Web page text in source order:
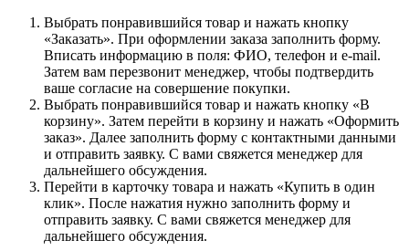
Выбрать понравившийся товар и нажать кнопку
«Заказать». При оформлении заказа заполнить форму.
Вписать информацию в поля: ФИО, телефон и e-mail.
Затем вам перезвонит менеджер, чтобы подтвердить
ваше согласие на совершение покупки.
Выбрать понравившийся товар и нажать кнопку «В
корзину». Затем перейти в корзину и нажать «Оформить
заказ». Далее заполнить форму с контактными данными
и отправить заявку. С вами свяжется менеджер для
дальнейшего обсуждения.
Перейти в карточку товара и нажать «Купить в один
клик». После нажатия нужно заполнить форму и
отправить заявку. С вами свяжется менеджер для
дальнейшего обсуждения.